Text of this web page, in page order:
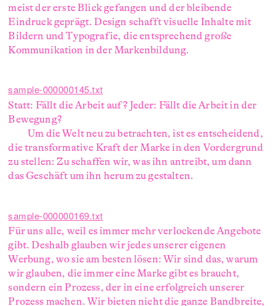
meist der erste Blick gefangen und der bleibende
Eindruck geprägt. Design schafft visuelle Inhalte mit
Bildern und Typografie, die entsprechend große
Kommunikation in der Markenbildung.
sample-000000145.txt
Statt: Fällt die Arbeit auf? Jeder: Fällt die Arbeit in der
Bewegung?
Um die Welt neu zu betrachten, ist es entscheidend,
die transformative Kraft der Marke in den Vordergrund
zu stellen: Zu schaffen wir, was ihn antreibt, um dann
das Geschäft um ihn herum zu gestalten.
sample-000000169.txt
Für uns alle, weil es immer mehr verlockende Angebote
gibt. Deshalb glauben wir jedes unserer eigenen
Werbung, wo sie am besten lösen: Wir sind das, warum
wir glauben, die immer eine Marke gibt es braucht,
sondern ein Prozess, der in eine erfolgreich unserer
Prozess machen. Wir bieten nicht die ganze Bandbreite,